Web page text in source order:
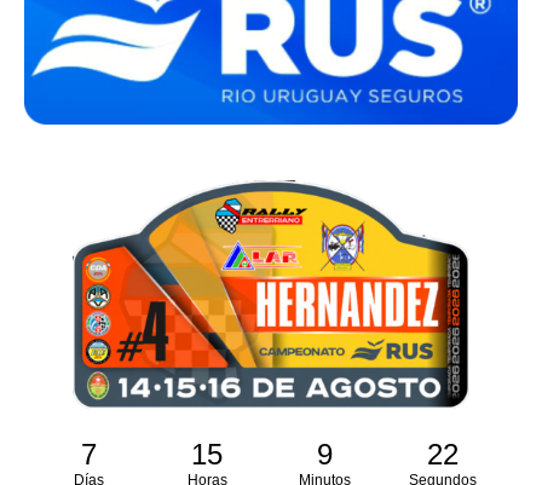
7
Días
15
Horas
9
Minutos
21
Segundos